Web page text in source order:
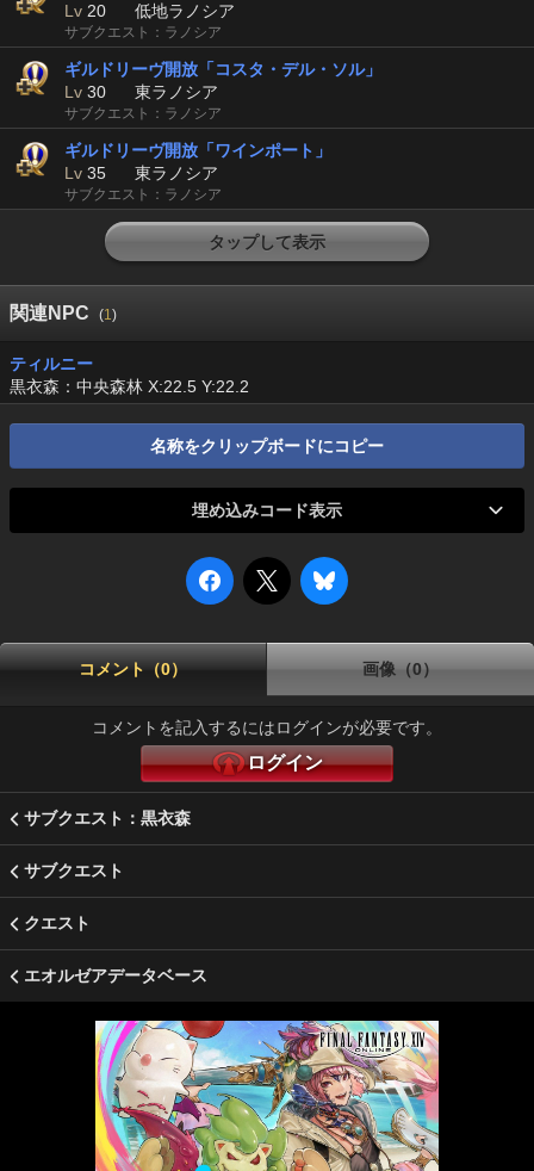
Lv 20 低地ラノシア
サブクエスト：ラノシア
ギルドリーヴ開放「コスタ・デル・ソル」
Lv 30 東ラノシア
サブクエスト：ラノシア
ギルドリーヴ開放「ワインポート」
Lv 35 東ラノシア
サブクエスト：ラノシア
タップして表示
関連NPC (1)
ティルニー
黒衣森：中央森林 X:22.5 Y:22.2
名称をクリップボードにコピー
埋め込みコード表示
コメント（0） 画像（0）
コメントを記入するにはログインが必要です。
ログイン
サブクエスト：黒衣森
サブクエスト
クエスト
エオルゼアデータベース